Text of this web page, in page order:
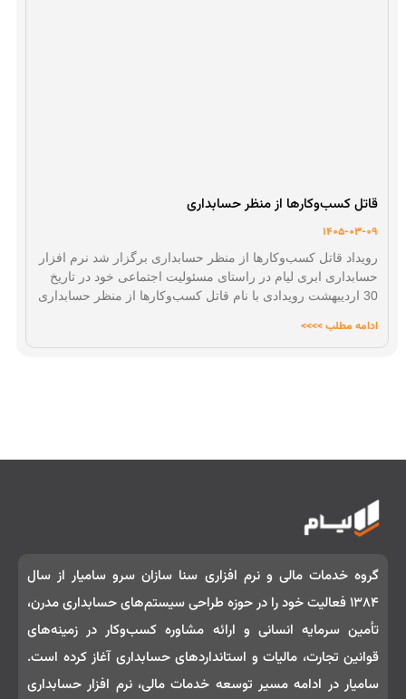
قاتل کسب‌وکارها از منظر حسابداری
1405-03-09
رویداد قاتل کسب‌وکارها از منظر حسابداری برگزار شد نرم افزار
حسابداری ابری لیام در راستای مسئولیت اجتماعی خود در تاریخ
30 اردیبهشت رویدادی با نام قاتل کسب‌وکارها از منظر حسابداری
ادامه مطلب >>>>
گروه خدمات مالی و نرم‌ افزاری سنا سازان سرو سامیار از سال
۱۳۸۴ فعالیت خود را در حوزه طراحی سیستم‌های حسابداری مدرن،
تأمین سرمایه انسانی و ارائه مشاوره کسب‌وکار در زمینه‌های
قوانین تجارت، مالیات و استانداردهای حسابداری آغاز کرده است.
سامیار در ادامه مسیر توسعه خدمات مالی، نرم‌ افزار حسابداری